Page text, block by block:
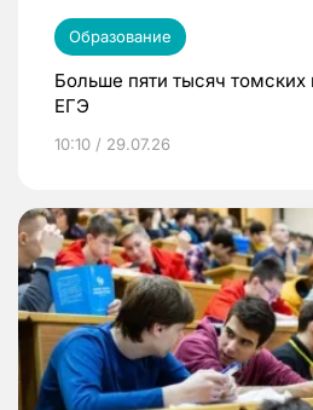
Образование
Больше пяти тысяч томских
ЕГЭ
10:10 / 29.07.26